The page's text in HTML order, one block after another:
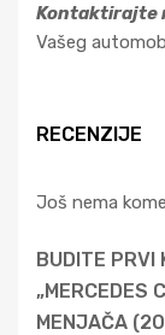
Kontaktirajte
Vašeg
RECENZIJE
Još nema
BUDITE PRVI
„MERCEDES
MENJAČA